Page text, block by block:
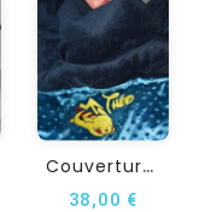
C
Ouverture Bébé...
38,00 €